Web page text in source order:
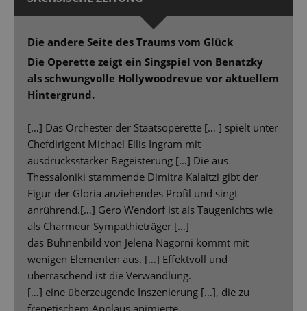
Die andere Seite des Traums vom Glück
Die Operette zeigt ein Singspiel von Benatzky
als schwungvolle Hollywoodrevue vor aktuellem
Hintergrund.
[…] Das Orchester der Staatsoperette [… ] spielt unter
Chefdirigent Michael Ellis Ingram mit
ausdrucksstarker Begeisterung […] Die aus
Thessaloniki stammende Dimitra Kalaitzi gibt der
Figur der Gloria anziehendes Profil und singt
anrührend.[…] Gero Wendorf ist als Taugenichts wie
als Charmeur Sympathieträger […]
das Bühnenbild von Jelena Nagorni kommt mit
wenigen Elementen aus. […] Effektvoll und
überraschend ist die Verwandlung.
[…] eine überzeugende Inszenierung […], die zu
frenetischem Applaus animierte.